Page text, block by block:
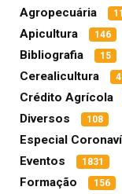
Agropecuária
Apicultura 146
Bibliografia 15
Cerealicultura
Crédito Agrícola
Diversos 108
Especial
Eventos 1831
Formação 156